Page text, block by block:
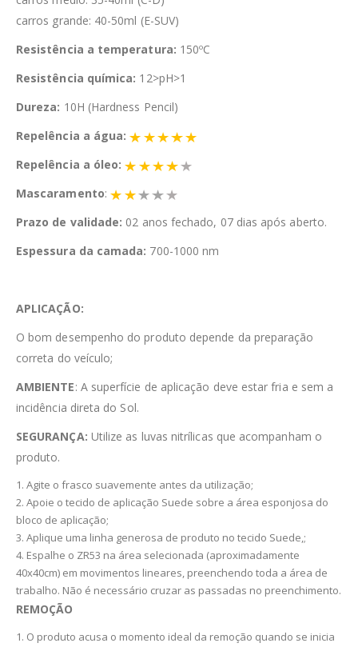
carros grande: 40-50ml (E-SUV)
Resistência a temperatura: 150ºC
Resistência química: 12>pH>1
Dureza: 10H (Hardness Pencil)
Repelência a água:
Repelência a óleo:
Mascaramento:
Prazo de validade: 02 anos fechado, 07 dias após aberto.
Espessura da camada: 700-1000 nm
APLICAÇÃO:
O bom desempenho do produto depende da preparação
correta do veículo;
AMBIENTE: A superfície de aplicação deve estar fria e sem a
incidência direta do Sol.
SEGURANÇA: Utilize as luvas nitrílicas que acompanham o
produto.
1. Agite o frasco suavemente antes da utilização;
2. Apoie o tecido de aplicação Suede sobre a área esponjosa do
bloco de aplicação;
3. Aplique uma linha generosa de produto no tecido Suede,;
4. Espalhe o ZR53 na área selecionada (aproximadamente
40x40cm) em movimentos lineares, preenchendo toda a área de
trabalho. Não é necessário cruzar as passadas no preenchimento.
REMOÇÃO
1. O produto acusa o momento ideal da remoção quando se inicia